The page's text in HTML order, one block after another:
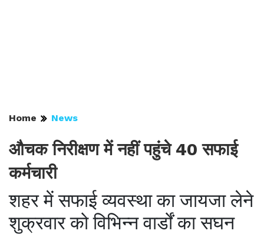
Home News
औचक निरीक्षण में नहीं पहुंचे 40 सफाई
कर्मचारी
शहर में सफाई व्यवस्था का जायजा लेने
शुक्रवार को विभिन्न वार्डों का सघन